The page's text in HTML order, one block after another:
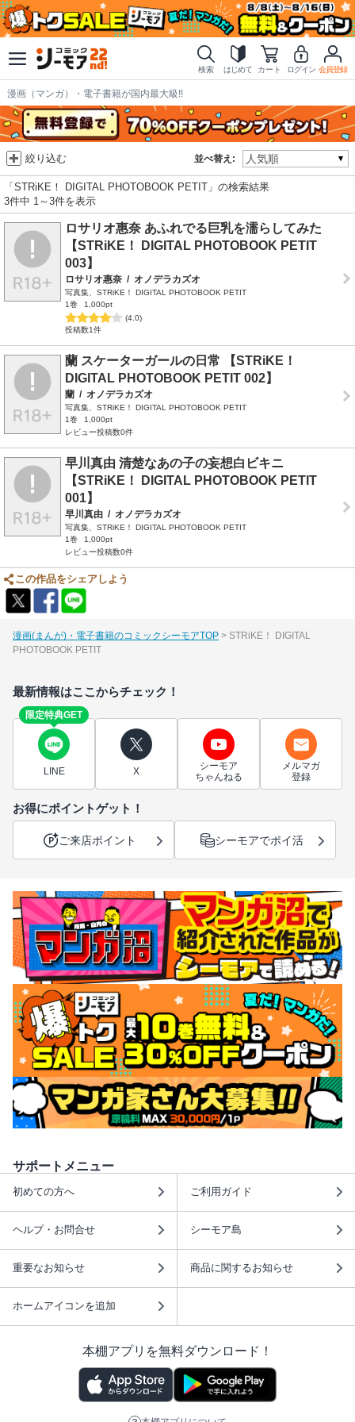
検索 はじめて カート ログイン 会員登録
漫画（マンガ）・電子書籍が国内最大級!!
並べ替え:
絞り込む
「STRiKE！ DIGITAL PHOTOBOOK PETIT」の検索結果
3件中 1～3件を表示
ロサリオ惠奈 あふれでる巨乳を濡らしてみた
【STRiKE！ DIGITAL PHOTOBOOK PETIT
003】
ロサリオ惠奈 / オノデラカズオ
写真集、STRiKE！ DIGITAL PHOTOBOOK PETIT
1巻
1,000pt
(4.0)
投稿数1件
蘭 スケーターガールの日常 【STRiKE！
DIGITAL PHOTOBOOK PETIT 002】
蘭 / オノデラカズオ
写真集、STRiKE！ DIGITAL PHOTOBOOK PETIT
1巻
1,000pt
レビュー投稿数0件
早川真由 清楚なあの子の妄想白ビキニ
【STRiKE！ DIGITAL PHOTOBOOK PETIT
001】
早川真由 / オノデラカズオ
写真集、STRiKE！ DIGITAL PHOTOBOOK PETIT
1巻
1,000pt
レビュー投稿数0件
この作品をシェアしよう
漫画(まんが)・電子書籍のコミックシーモアTOP
STRiKE！ DIGITAL
PHOTOBOOK PETIT
最新情報はここからチェック！
限定特典GET
LINE X
シーモア
ちゃんねる
メルマガ
登録
お得にポイントゲット！
ご来店ポイント シーモアでポイ活
サポートメニュー
初めての方へ ご利用ガイド
ヘルプ・お問合せ シーモア島
重要なお知らせ 商品に関するお知らせ
ホームアイコンを追加
本棚アプリを無料ダウンロード！